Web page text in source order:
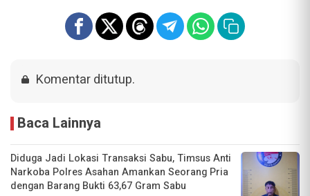
Komentar ditutup.
Baca Lainnya
Diduga Jadi Lokasi Transaksi Sabu, Timsus Anti
Narkoba Polres Asahan Amankan Seorang Pria
dengan Barang Bukti 63,67 Gram Sabu